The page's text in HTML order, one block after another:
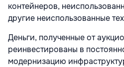
контейнеров,
другие неиспользованные
Деньги, полученные от
реинвестированы в
модернизацию